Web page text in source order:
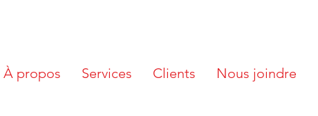
À propos Services Clients Nous joindre